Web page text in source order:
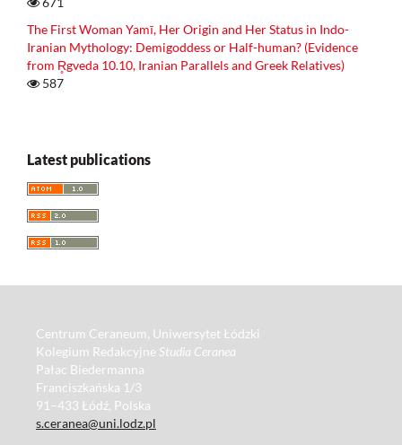
The First Woman Yamī, Her Origin and Her Status in Indo-
Iranian Mythology: Demigoddess or Half-human? (Evidence
from R̥gveda 10.10, Iranian Parallels and Greek Relatives)
587
Latest publications
Centrum Ceraneum, Uniwersytet Łódzki
Kolegium Redakcyjne Studia Ceranea
Pałac Biedermanna
Franciszkańska 1/3
91–433 Łódź, Polska
s.ceranea@uni.lodz.pl